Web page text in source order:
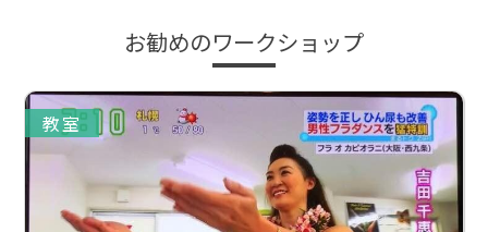
お勧めのワークショップ
教室